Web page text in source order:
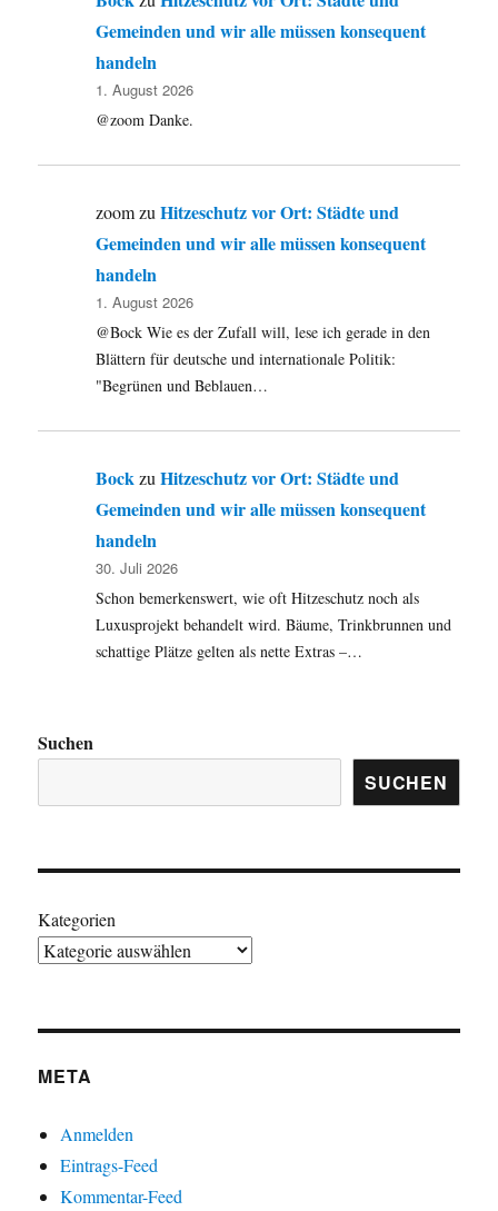
Gemeinden und wir alle müssen konsequent
handeln
1. August 2026
@zoom Danke.
zoomzuHitzeschutz vor Ort: Städte und
Gemeinden und wir alle müssen konsequent
handeln
1. August 2026
@Bock Wie es der Zufall will, lese ich gerade in den
Blättern für deutsche und internationale Politik:
"Begrünen und Beblauen…
BockzuHitzeschutz vor Ort: Städte und
Gemeinden und wir alle müssen konsequent
handeln
30. Juli 2026
Schon bemerkenswert, wie oft Hitzeschutz noch als
Luxusprojekt behandelt wird. Bäume, Trinkbrunnen und
schattige Plätze gelten als nette Extras –…
Suchen
SUCHEN
Kategorien
META
Anmelden
Eintrags-Feed
Kommentar-Feed